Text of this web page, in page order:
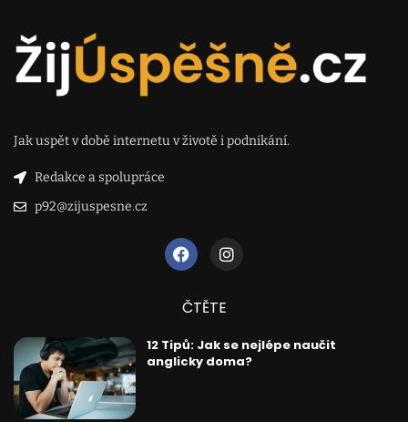
Jak uspět v době internetu v životě i podnikání.
Redakce a spolupráce
p92@zijuspesne.cz
ČTĚTE
12 Tipů: Jak se nejlépe naučit
anglicky doma?